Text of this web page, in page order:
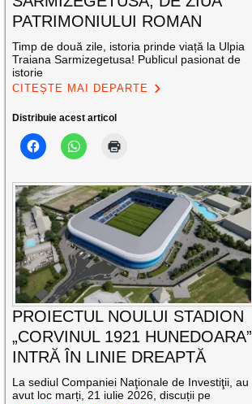
PATRIMONIULUI ROMAN
Timp de două zile, istoria prinde viață la Ulpia
Traiana Sarmizegetusa! Publicul pasionat de
istorie
CITEȘTE MAI DEPARTE
Distribuie acest articol
PROIECTUL NOULUI STADION
„CORVINUL 1921 HUNEDOARA”
INTRĂ ÎN LINIE DREAPTĂ
La sediul Companiei Naţionale de Investiţii, au
avut loc marți, 21 iulie 2026, discuții pe